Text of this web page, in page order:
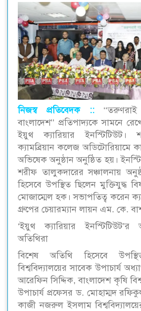
নিজস্ব প্রতিবেদক ::
বাংলাদেশ’’ প্রতিপাদ্যকে সামনে
ইয়ুথ ক্যারিয়ার ইনস্টিটিউট।
ক্যামব্রিয়ান কলেজ অডিটোরিয়ামে
অভিষেক অনুষ্ঠান অনুষ্ঠিত হয়।
শরীফ তালুকদারের সঞ্চালনায়
হিসেবে উপস্থিত ছিলেন মুক্তিযুদ্ধ
মোজাম্মেল হক। সভাপতিত্ব করেন
গ্রুপের চেয়ারম্যান লায়ন এম. কে.
‘ইয়ুথ ক্যারিয়ার ইনস্টিটিউট’র
অতিথিরা
বিশেষ অতিথি হিসেবে
বিশ্ববিদ্যালয়ের সাবেক উপাচার্য
আরেফিন সিদ্দিক, বাংলাদেশ কৃষি
উপাচার্য প্রফেসর ড. মোহাম্মদ
কাজী নজরুল ইসলাম